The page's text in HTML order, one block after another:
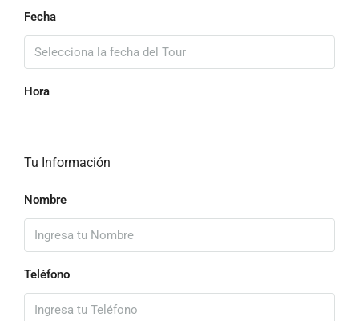
Fecha
Hora
Tu Información
Nombre
Teléfono